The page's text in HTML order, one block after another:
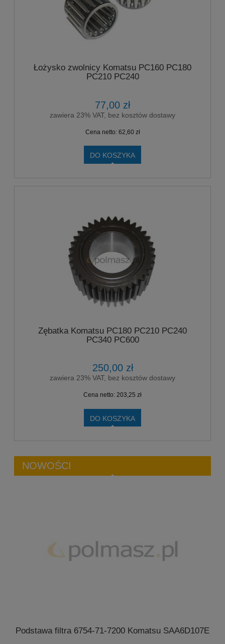
Łożysko zwolnicy Komatsu PC160 PC180
PC210 PC240
77,00 zł
zawiera 23% VAT, bez kosztów dostawy
Cena netto: 62,60 zł
DO KOSZYKA
Zębatka Komatsu PC180 PC210 PC240
PC340 PC600
250,00 zł
zawiera 23% VAT, bez kosztów dostawy
Cena netto: 203,25 zł
DO KOSZYKA
NOWOŚCI
Podstawa filtra 6754-71-7200 Komatsu SAA6D107E